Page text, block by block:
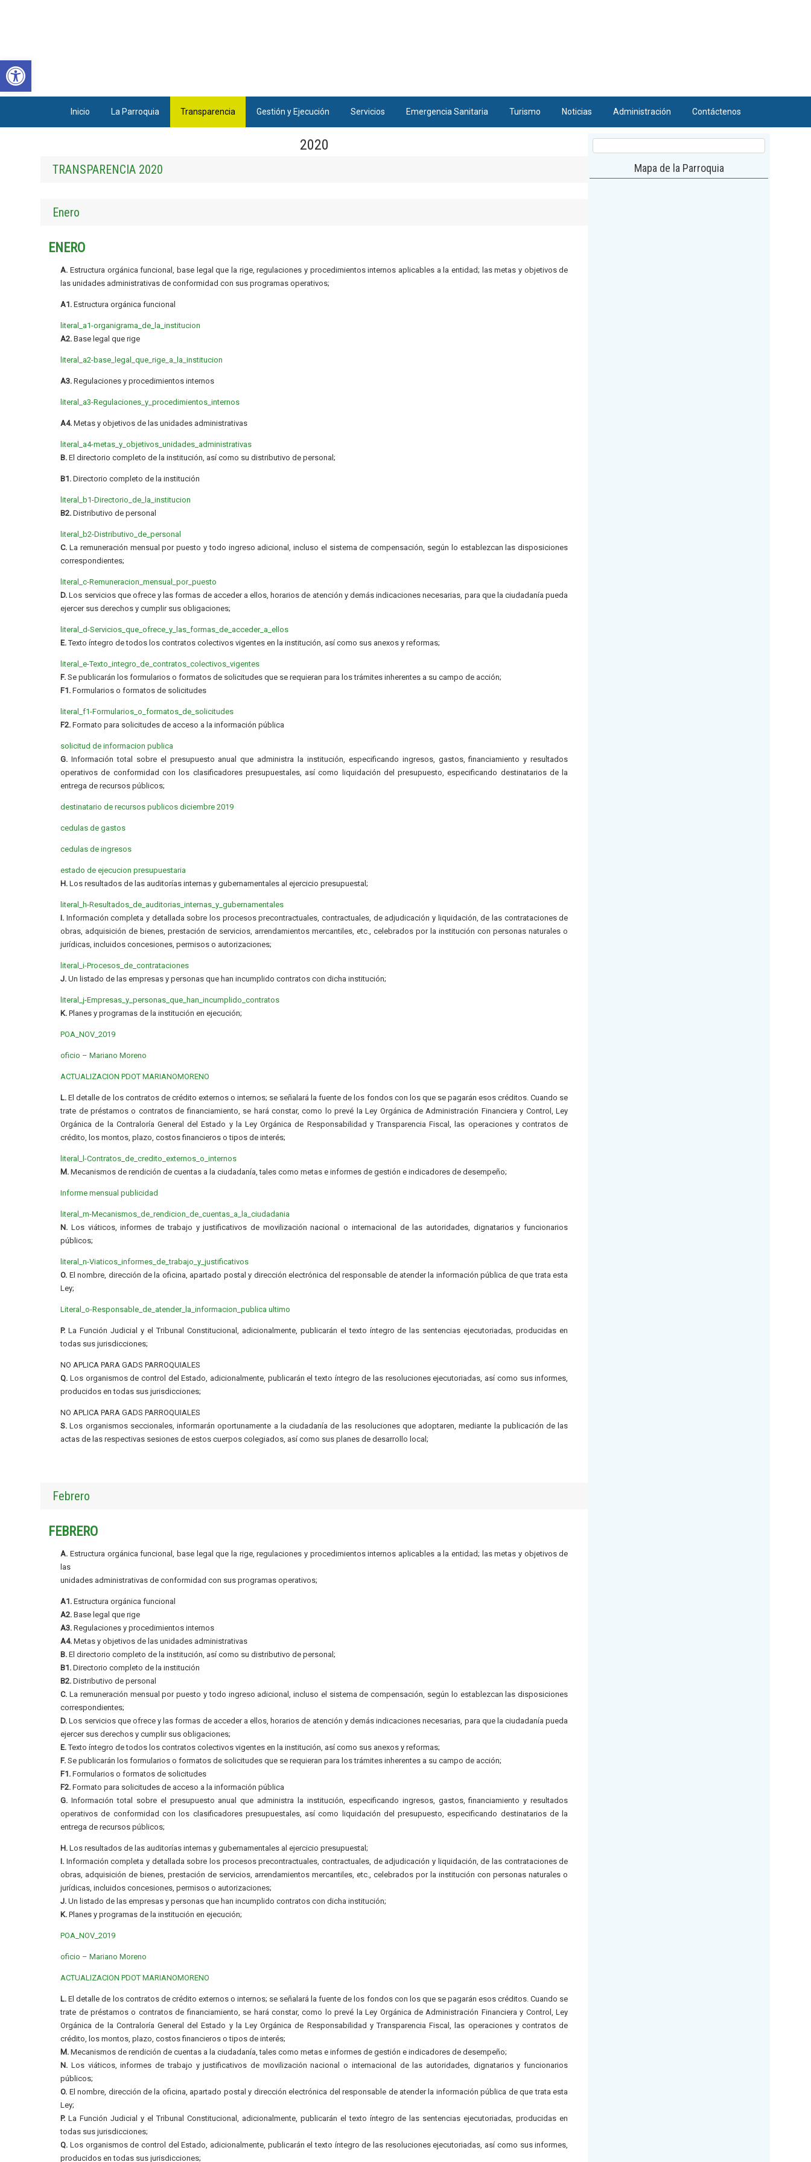
Inicio La Parroquia Transparencia Gestión y Ejecución Servicios Emergencia Sanitaria Turismo Noticias Administración Contáctenos
2020
TRANSPARENCIA 2020
Enero
ENERO
A. Estructura orgánica funcional, base legal que la rige, regulaciones y procedimientos internos aplicables a la entidad; las metas y objetivos de
las unidades administrativas de conformidad con sus programas operativos;
A1. Estructura orgánica funcional
literal_a1-organigrama_de_la_institucion
A2. Base legal que rige
literal_a2-base_legal_que_rige_a_la_institucion
A3. Regulaciones y procedimientos internos
literal_a3-Regulaciones_y_procedimientos_internos
A4. Metas y objetivos de las unidades administrativas
literal_a4-metas_y_objetivos_unidades_administrativas
B. El directorio completo de la institución, así como su distributivo de personal;
B1. Directorio completo de la institución
literal_b1-Directorio_de_la_institucion
B2. Distributivo de personal
literal_b2-Distributivo_de_personal
C. La remuneración mensual por puesto y todo ingreso adicional, incluso el sistema de compensación, según lo establezcan las disposiciones
correspondientes;
literal_c-Remuneracion_mensual_por_puesto
D. Los servicios que ofrece y las formas de acceder a ellos, horarios de atención y demás indicaciones necesarias, para que la ciudadanía pueda
ejercer sus derechos y cumplir sus obligaciones;
literal_d-Servicios_que_ofrece_y_las_formas_de_acceder_a_ellos
E.Texto íntegro de todos los contratos colectivos vigentes en la institución, así como sus anexos y reformas;
literal_e-Texto_integro_de_contratos_colectivos_vigentes
F. Se publicarán los formularios o formatos de solicitudes que se requieran para los trámites inherentes a su campo de acción;
F1. Formularios o formatos de solicitudes
literal_f1-Formularios_o_formatos_de_solicitudes
F2. Formato para solicitudes de acceso a la información pública
solicitud de informacion publica
G. Información total sobre el presupuesto anual que administra la institución, especificando ingresos, gastos, financiamiento y resultados
operativos de conformidad con los clasificadores presupuestales, así como liquidación del presupuesto, especificando destinatarios de la
entrega de recursos públicos;
destinatario de recursos publicos diciembre 2019
cedulas de gastos
cedulas de ingresos
estado de ejecucion presupuestaria
H. Los resultados de las auditorías internas y gubernamentales al ejercicio presupuestal;
literal_h-Resultados_de_auditorias_internas_y_gubernamentales
I. Información completa y detallada sobre los procesos precontractuales, contractuales, de adjudicación y liquidación, de las contrataciones de
obras, adquisición de bienes, prestación de servicios, arrendamientos mercantiles, etc., celebrados por la institución con personas naturales o
jurídicas, incluidos concesiones, permisos o autorizaciones;
literal_i-Procesos_de_contrataciones
J. Un listado de las empresas y personas que han incumplido contratos con dicha institución;
literal_j-Empresas_y_personas_que_han_incumplido_contratos
K. Planes y programas de la institución en ejecución;
POA_NOV_2019
oficio – Mariano Moreno
ACTUALIZACION PDOT MARIANOMORENO
L. El detalle de los contratos de crédito externos o internos; se señalará la fuente de los fondos con los que se pagarán esos créditos. Cuando se
trate de préstamos o contratos de financiamiento, se hará constar, como lo prevé la Ley Orgánica de Administración Financiera y Control, Ley
Orgánica de la Contraloría General del Estado y la Ley Orgánica de Responsabilidad y Transparencia Fiscal, las operaciones y contratos de
crédito, los montos, plazo, costos financieros o tipos de interés;
literal_l-Contratos_de_credito_externos_o_internos
M. Mecanismos de rendición de cuentas a la ciudadanía, tales como metas e informes de gestión e indicadores de desempeño;
Informe mensual publicidad
literal_m-Mecanismos_de_rendicion_de_cuentas_a_la_ciudadania
N. Los viáticos, informes de trabajo y justificativos de movilización nacional o internacional de las autoridades, dignatarios y funcionarios
públicos;
literal_n-Viaticos_informes_de_trabajo_y_justificativos
O. El nombre, dirección de la oficina, apartado postal y dirección electrónica del responsable de atender la información pública de que trata esta
Ley;
Literal_o-Responsable_de_atender_la_informacion_publica ultimo
P. La Función Judicial y el Tribunal Constitucional, adicionalmente, publicarán el texto íntegro de las sentencias ejecutoriadas, producidas en
todas sus jurisdicciones;
NO APLICA PARA GADS PARROQUIALES
Q. Los organismos de control del Estado, adicionalmente, publicarán el texto íntegro de las resoluciones ejecutoriadas, así como sus informes,
producidos en todas sus jurisdicciones;
NO APLICA PARA GADS PARROQUIALES
S. Los organismos seccionales, informarán oportunamente a la ciudadanía de las resoluciones que adoptaren, mediante la publicación de las
actas de las respectivas sesiones de estos cuerpos colegiados, así como sus planes de desarrollo local;
Febrero
FEBRERO
A. Estructura orgánica funcional, base legal que la rige, regulaciones y procedimientos internos aplicables a la entidad; las metas y objetivos de
las
unidades administrativas de conformidad con sus programas operativos;
A1. Estructura orgánica funcional
A2. Base legal que rige
A3. Regulaciones y procedimientos internos
A4. Metas y objetivos de las unidades administrativas
B. El directorio completo de la institución, así como su distributivo de personal;
B1. Directorio completo de la institución
B2. Distributivo de personal
C. La remuneración mensual por puesto y todo ingreso adicional, incluso el sistema de compensación, según lo establezcan las disposiciones
correspondientes;
D. Los servicios que ofrece y las formas de acceder a ellos, horarios de atención y demás indicaciones necesarias, para que la ciudadanía pueda
ejercer sus derechos y cumplir sus obligaciones;
E.Texto íntegro de todos los contratos colectivos vigentes en la institución, así como sus anexos y reformas;
F. Se publicarán los formularios o formatos de solicitudes que se requieran para los trámites inherentes a su campo de acción;
F1. Formularios o formatos de solicitudes
F2. Formato para solicitudes de acceso a la información pública
G. Información total sobre el presupuesto anual que administra la institución, especificando ingresos, gastos, financiamiento y resultados
operativos de conformidad con los clasificadores presupuestales, así como liquidación del presupuesto, especificando destinatarios de la
entrega de recursos públicos;
H. Los resultados de las auditorías internas y gubernamentales al ejercicio presupuestal;
I. Información completa y detallada sobre los procesos precontractuales, contractuales, de adjudicación y liquidación, de las contrataciones de
obras, adquisición de bienes, prestación de servicios, arrendamientos mercantiles, etc., celebrados por la institución con personas naturales o
jurídicas, incluidos concesiones, permisos o autorizaciones;
J. Un listado de las empresas y personas que han incumplido contratos con dicha institución;
K. Planes y programas de la institución en ejecución;
POA_NOV_2019
oficio – Mariano Moreno
ACTUALIZACION PDOT MARIANOMORENO
L. El detalle de los contratos de crédito externos o internos; se señalará la fuente de los fondos con los que se pagarán esos créditos. Cuando se
trate de préstamos o contratos de financiamiento, se hará constar, como lo prevé la Ley Orgánica de Administración Financiera y Control, Ley
Orgánica de la Contraloría General del Estado y la Ley Orgánica de Responsabilidad y Transparencia Fiscal, las operaciones y contratos de
crédito, los montos, plazo, costos financieros o tipos de interés;
M. Mecanismos de rendición de cuentas a la ciudadanía, tales como metas e informes de gestión e indicadores de desempeño;
N. Los viáticos, informes de trabajo y justificativos de movilización nacional o internacional de las autoridades, dignatarios y funcionarios
públicos;
O. El nombre, dirección de la oficina, apartado postal y dirección electrónica del responsable de atender la información pública de que trata esta
Ley;
P. La Función Judicial y el Tribunal Constitucional, adicionalmente, publicarán el texto íntegro de las sentencias ejecutoriadas, producidas en
todas sus jurisdicciones;
Q. Los organismos de control del Estado, adicionalmente, publicarán el texto íntegro de las resoluciones ejecutoriadas, así como sus informes,
producidos en todas sus jurisdicciones;
Mapa de la Parroquia
Abrir barra de herramientas